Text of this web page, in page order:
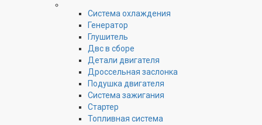
Cистема охлаждения
Генератор
Глушитель
Двс в сборе
Детали двигателя
Дроссельная заслонка
Подушка двигателя
Система зажигания
Стартер
Топливная система